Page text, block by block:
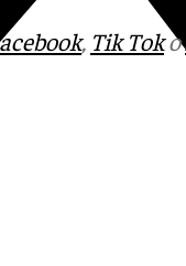
, Tik Toko